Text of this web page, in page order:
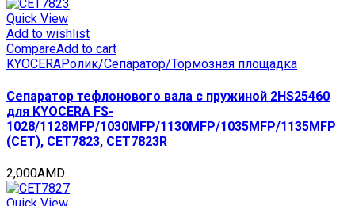
Quick View
Add to wishlist
CompareAdd to cart
KYOCERAРолик/Сепаратор/Тормозная площадка
Сепаратор тефлонового вала с пружиной 2HS25460
для KYOCERA FS-
1028/1128MFP/1030MFP/1130MFP/1035MFP/1135MFP
(CET), CET7823, CET7823R
2,000AMD